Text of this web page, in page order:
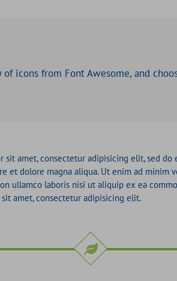
icons from Font Awesome, and
sit amet, consectetur adipisicing elit, sed do
et dolore magna aliqua. Ut enim ad minim
ullamco laboris nisi ut aliquip ex ea
amet, consectetur adipisicing elit.